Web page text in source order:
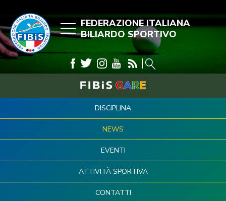
FEDERAZIONE ITALIANA
BILIARDO SPORTIVO
DISCIPLINA
NEWS
EVENTI
ATTIVITÀ SPORTIVA
CONTATTI